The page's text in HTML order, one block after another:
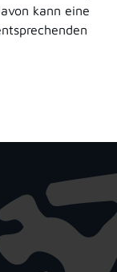
kann eine